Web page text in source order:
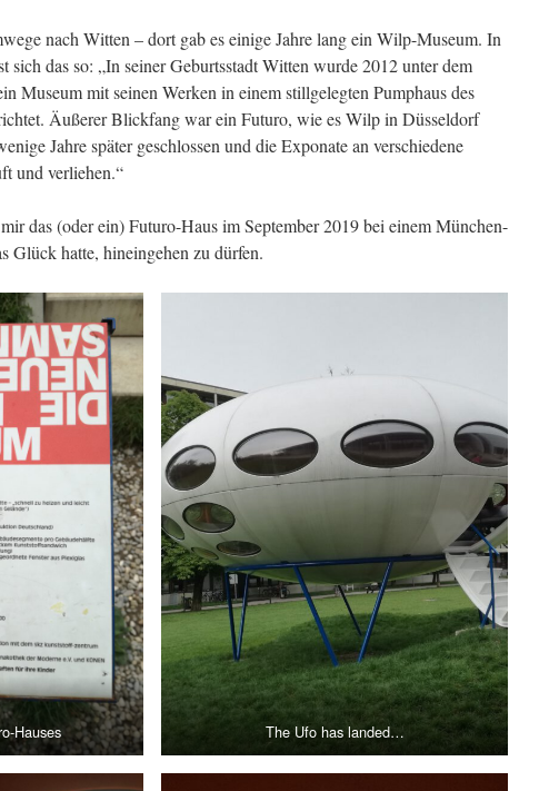
nach Witten – dort gab es einige Jahre lang ein Wilp-Museum. In
das so: „In seiner Geburtsstadt Witten wurde 2012 unter dem
Museum mit seinen Werken in einem stillgelegten Pumphaus des
Äußerer Blickfang war ein Futuro, wie es Wilp in Düsseldorf
Jahre später geschlossen und die Exponate an verschiedene
und verliehen.“
das (oder ein) Futuro-Haus im September 2019 bei einem München-
Glück hatte, hineingehen zu dürfen.
Hauses The Ufo has landed…